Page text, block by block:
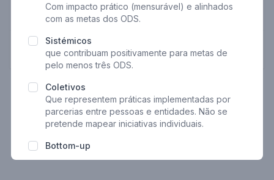
Opcional
Próximo
Com impacto prático (mensurável) e alinhados
com as metas dos ODS.
Sistémicos
que contribuam positivamente para metas de
pelo menos três ODS.
Coletivos
Que representem práticas implementadas por
parcerias entre pessoas e entidades. Não se
pretende mapear iniciativas individuais.
Bottom-up
Promovidos por atores locais com base no